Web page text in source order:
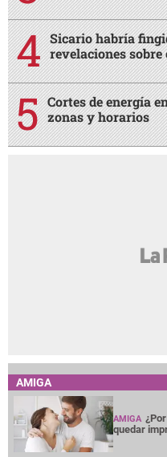
Sicario habría
revelaciones sobre
Cortes de energía
zonas y horarios
AMIGA
AMIGA
quedar